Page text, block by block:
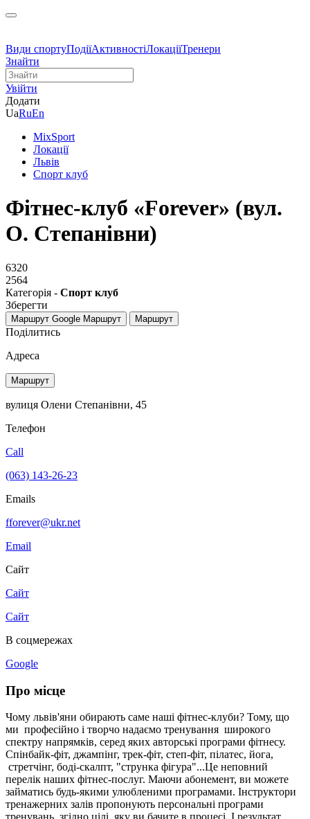
Види спортуПодіїАктивностіЛокаціїТренери
Знайти
Увійти
Додати
UaRuEn
MixSport
Локації
Львів
Спорт клуб
Фітнес-клуб «Forever» (вул.
О. Степанівни)
6320
2564
Категорія - Спорт клуб
Зберегти
Маршрут Google Маршрут Маршрут
Поділитись
Адреса
Маршрут
вулиця Олени Степанівни, 45
Телефон
Call
(063) 143-26-23
Emails
fforever@ukr.net
Email
Сайт
Сайт
Сайт
В соцмережах
Google
Про місце
Чому львів'яни обирають саме наші фітнес-клуби? Тому, що
ми професійно і творчо надаємо тренування широкого
спектру напрямків, серед яких авторські програми фітнесу.
Спінбайк-фіт, джампінг, трек-фіт, степ-фіт, пілатес, йога,
стретчінг, боді-скалпт, "струнка фігура"...Це неповний
перелік наших фітнес-послуг. Маючи абонемент, ви можете
займатись будь-якими улюбленими програмами. Інструктори
тренажерних залів пропонують персональні програми